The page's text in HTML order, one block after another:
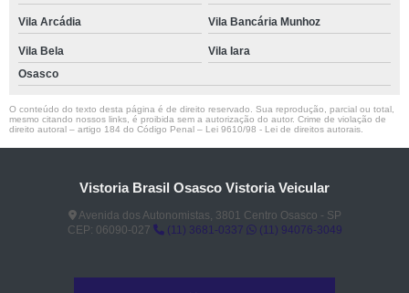
Vila Arcádia Vila Bancária Munhoz
Vila Bela
Vila Iara
Osasco
O conteúdo do texto desta página é de direito reservado. Sua reprodução, parcial ou total,
mesmo citando nossos links, é proibida sem a autorização do autor. Crime de violação de
direito autoral – artigo 184 do Código Penal – Lei 9610/98 - Lei de direitos autorais
Vistoria Brasil Osasco Vistoria Veicular
Avenida dos Autonomistas, 3801 Centro Osasco - SP
CEP: 06090-027
(11) 3681-0337 (11) 94076-3049